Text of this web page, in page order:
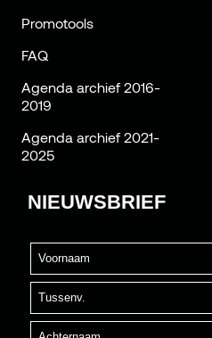
Promotools
FAQ
Agenda archief 2016-
2019
Agenda archief 2021-
2025